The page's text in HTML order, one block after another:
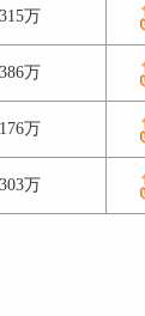
万
万
万
万